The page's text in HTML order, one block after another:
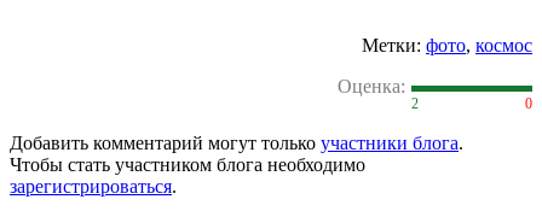
Метки: фото, космос
Оценка:
2 0
Добавить комментарий могут только участники блога.
Чтобы стать участником блога необходимо
зарегистрироваться.